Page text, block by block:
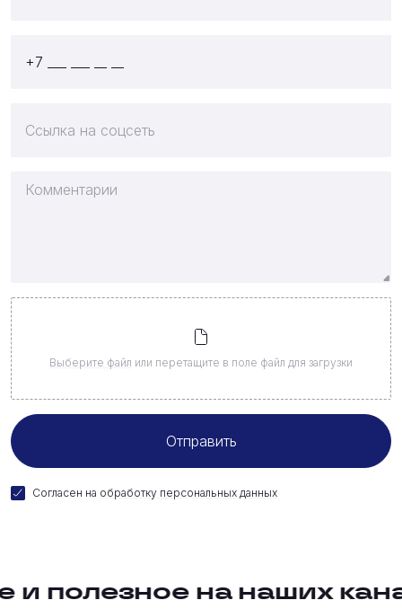
Выберите файл или перетащите в поле файл для загрузки
Согласен на обработку персональных данных
полезное на наших